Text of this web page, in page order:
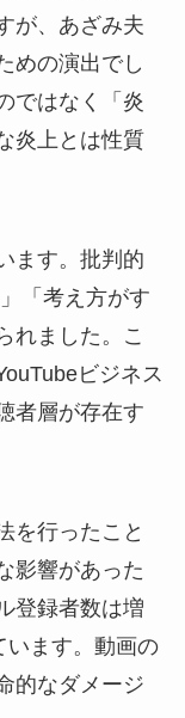
が、あざみ夫
めの演出でし
ではなく「炎
炎上とは性質
ます。批判的
「考え方がす
れました。こ
ビジネス
者層が存在す
を行ったこと
影響があった
登録者数は増
います。動画の
的なダメージ